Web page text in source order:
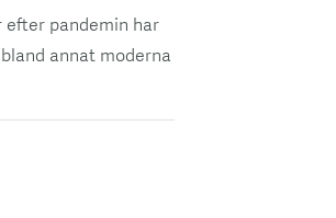
efter pandemin har
annat moderna